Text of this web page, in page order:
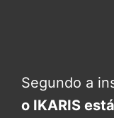
Segundo a
o IKARIS